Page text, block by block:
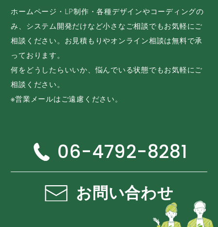
ホームページ・LP制作・各種デザインやコーディングの
み、システム開発だけなど小さなご相談でもお気軽にご
相談ください。お見積もりやオンライン相談は無料で承
っております。
何をどうしたらいいか、悩んでいる状態でもお気軽にご
相談ください。
※営業メールはご遠慮ください。
06-4792-8281
お問い合わせ